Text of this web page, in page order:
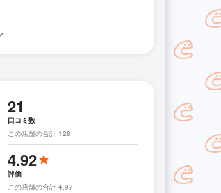
21
口コミ数
この店舗の合計 128
4.92
評価
この店舗の合計 4.97